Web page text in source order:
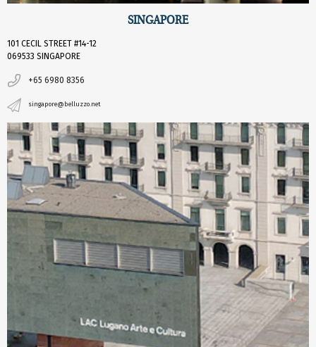
SINGAPORE
101 CECIL STREET #14-12
069533 SINGAPORE
+65 6980 8356
singapore@belluzzo.net